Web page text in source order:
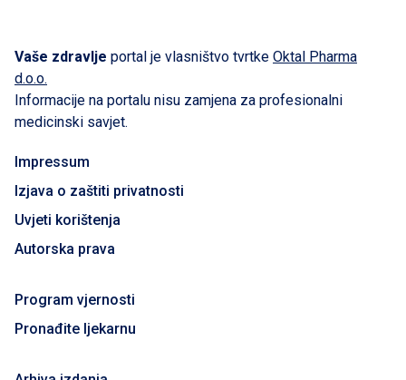
Vaše zdravlje portal je vlasništvo tvrtke Oktal Pharma
d.o.o.
Informacije na portalu nisu zamjena za profesionalni
medicinski savjet.
Impressum
Izjava o zaštiti privatnosti
Uvjeti korištenja
Autorska prava
Program vjernosti
Pronađite ljekarnu